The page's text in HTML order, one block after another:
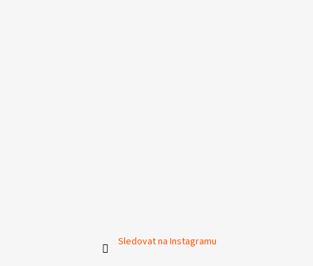
Sledovat na Instagramu